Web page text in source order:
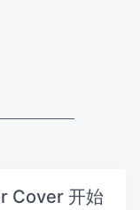
Cover 开始